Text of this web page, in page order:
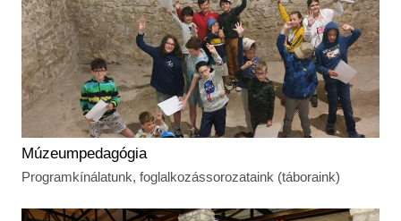
Múzeumpedagógia
Programkínálatunk, foglalkozássorozataink (táboraink)